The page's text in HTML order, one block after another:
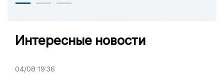
Интересные новости
04/08 19:36